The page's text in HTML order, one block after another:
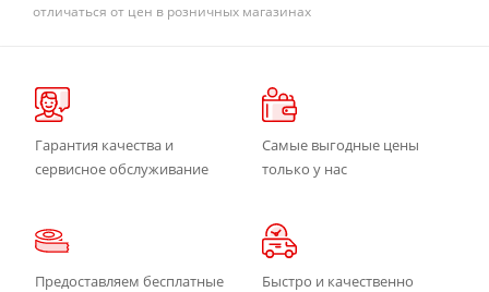
отличаться от цен в розничных магазинах
Гарантия качества и
сервисное обслуживание
Самые выгодные цены
только у нас
Предоставляем бесплатные
Быстро и качественно